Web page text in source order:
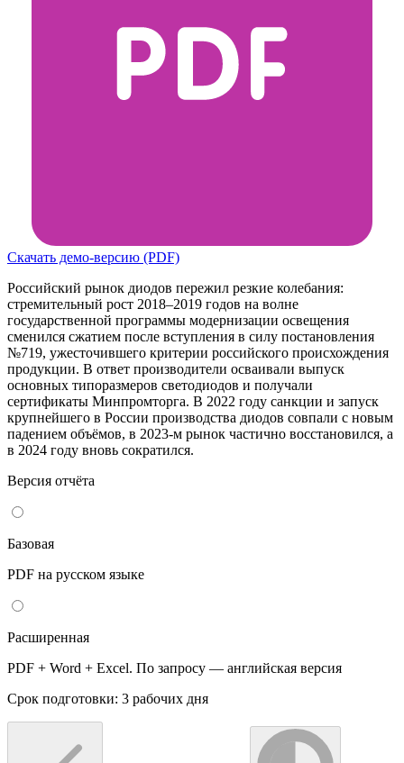
Скачать демо-версию (PDF)
Российский рынок диодов пережил резкие колебания:
стремительный рост 2018–2019 годов на волне
государственной программы модернизации освещения
сменился сжатием после вступления в силу постановления
№719, ужесточившего критерии российского происхождения
продукции. В ответ производители осваивали выпуск
основных типоразмеров светодиодов и получали
сертификаты Минпромторга. В 2022 году санкции и запуск
крупнейшего в России производства диодов совпали с новым
падением объёмов, в 2023-м рынок частично восстановился, а
в 2024 году вновь сократился.
Версия отчёта
Базовая
PDF на русском языке
Расширенная
PDF + Word + Excel. По запросу — английская версия
Срок подготовки: 3 рабочих дня